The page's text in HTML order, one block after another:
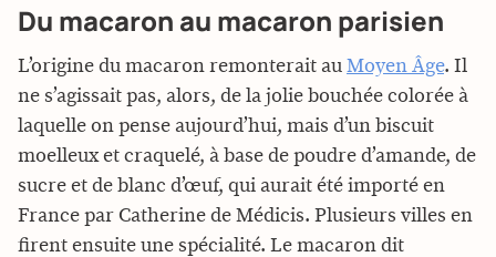
Du macaron au macaron parisien
L’origine du macaron remonterait au Moyen Âge. Il
ne s’agissait pas, alors, de la jolie bouchée colorée à
laquelle on pense aujourd’hui, mais d’un biscuit
moelleux et craquelé, à base de poudre d’amande, de
sucre et de blanc d’œuf, qui aurait été importé en
France par Catherine de Médicis. Plusieurs villes en
firent ensuite une spécialité. Le macaron dit